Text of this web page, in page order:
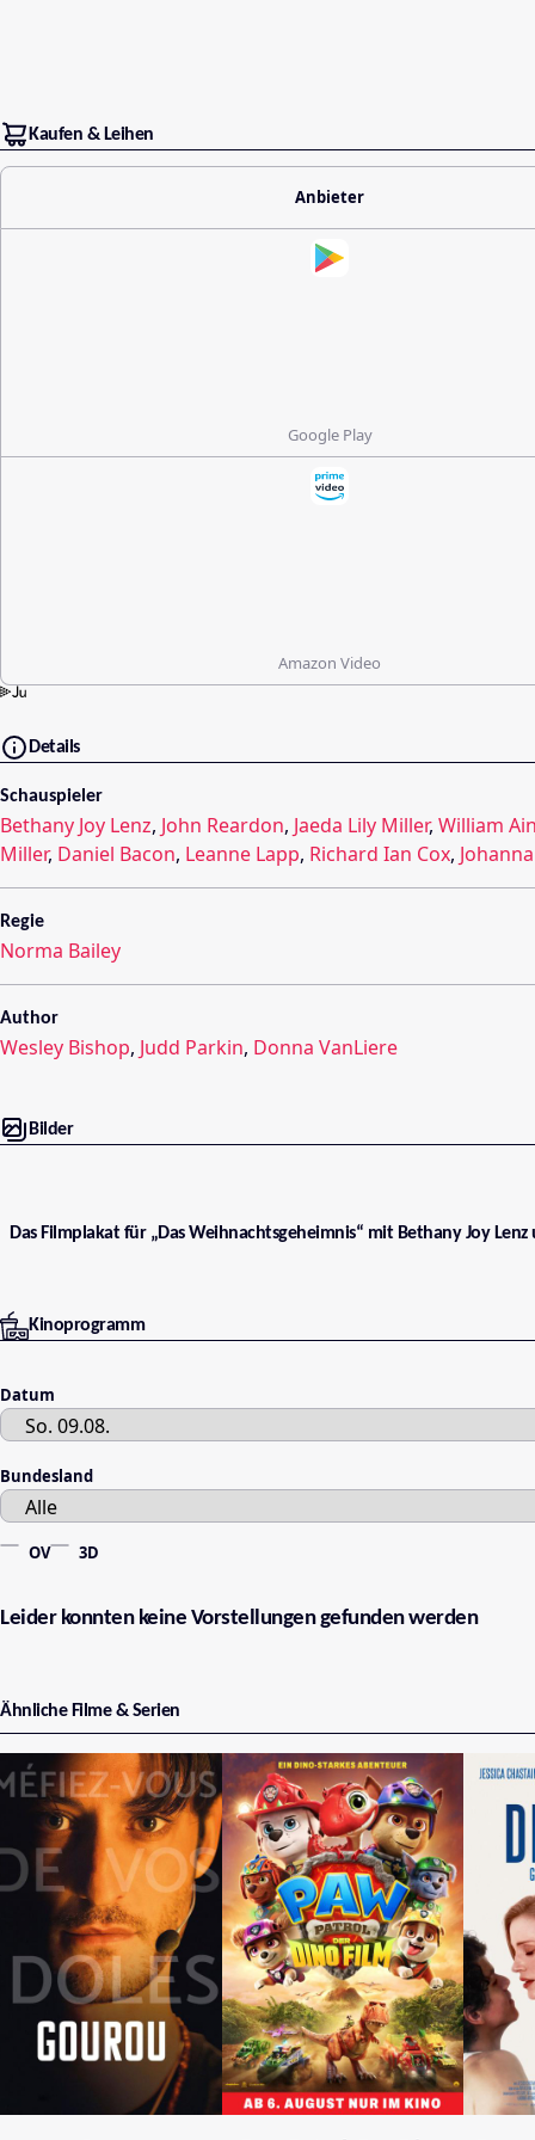
Kaufen & Leihen
Anbieter
Google Play
Amazon Video
Details
Schauspieler
Bethany Joy Lenz, John Reardon, Jaeda Lily Miller, William
Miller, Daniel Bacon, Leanne Lapp, Richard Ian Cox,
Regie
Norma Bailey
Author
Wesley Bishop, Judd Parkin, Donna VanLiere
Bilder
Das Filmplakat für „Das Weihnachtsgeheimnis“ mit Bethany Joy
Kinoprogramm
Datum
Bundesland
OV 3D
Leider konnten keine Vorstellungen gefunden werden
Ähnliche Filme & Serien